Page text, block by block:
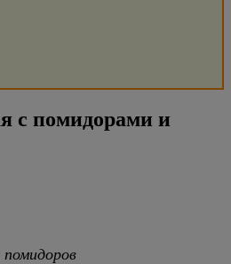
с помидорами и
помидоров